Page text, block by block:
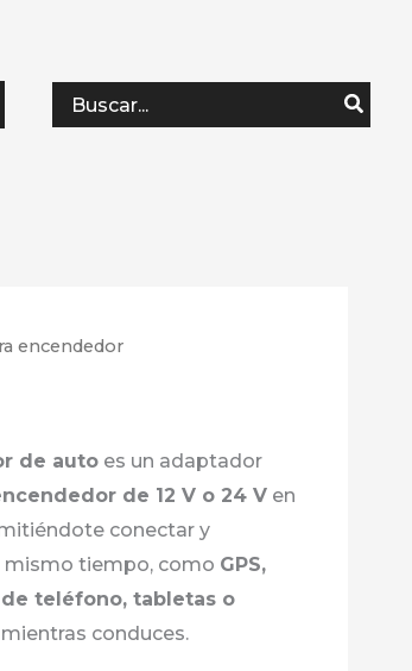
Search
for:
encendedor
de auto es un adaptador
de 12 V o 24 V en
conectar y
tiempo, como GPS,
teléfono, tabletas o
mientras conduces.